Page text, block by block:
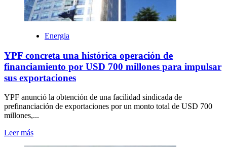
Energia
YPF concreta una histórica operación de
financiamiento por USD 700 millones para impulsar
sus exportaciones
YPF anunció la obtención de una facilidad sindicada de
prefinanciación de exportaciones por un monto total de USD 700
millones,...
Leer más